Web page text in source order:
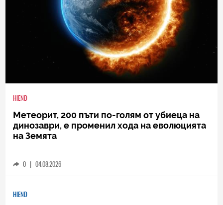
HIEND
Метеорит, 200 пъти по-голям от убиеца на
динозаври, е променил хода на еволюцията
на Земята
0 | 04.08.2026
HIEND